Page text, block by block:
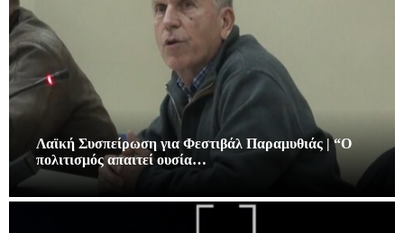
Λαϊκή Συσπείρωση για Φεστιβάλ Παραμυθιάς | “Ο
πολιτισμός απαιτεί ουσία…